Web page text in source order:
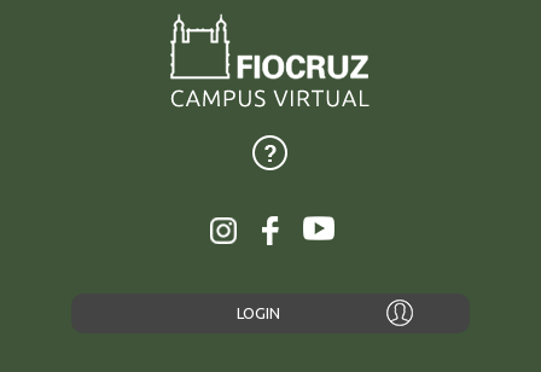
LOGIN